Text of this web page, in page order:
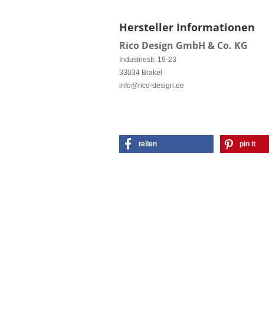
Hersteller Informationen
Rico Design GmbH & Co. KG
Industriestr. 19-23
33034 Brakel
info@rico-design.de
teilen pin it